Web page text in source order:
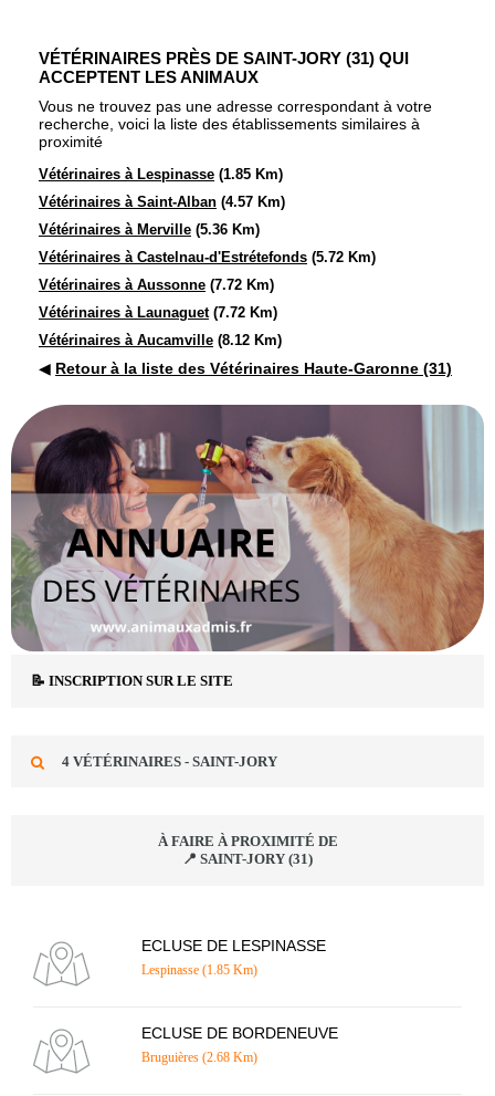
VÉTÉRINAIRES PRÈS DE SAINT-JORY (31) QUI
ACCEPTENT LES ANIMAUX
Vous ne trouvez pas une adresse correspondant à votre
recherche, voici la liste des établissements similaires à
proximité
Vétérinaires à Lespinasse (1.85 Km)
Vétérinaires à Saint-Alban (4.57 Km)
Vétérinaires à Merville (5.36 Km)
Vétérinaires à Castelnau-d'Estrétefonds (5.72 Km)
Vétérinaires à Aussonne (7.72 Km)
Vétérinaires à Launaguet(7.72 Km)
Vétérinaires à Aucamville (8.12 Km)
◀ Retour à la liste des Vétérinaires Haute-Garonne (31)
📝 INSCRIPTION SUR LE SITE
4 VÉTÉRINAIRES - SAINT-JORY
À FAIRE À PROXIMITÉ DE
📍 SAINT-JORY (31)
ECLUSE DE LESPINASSE
Lespinasse (1.85 Km)
ECLUSE DE BORDENEUVE
Bruguières (2.68 Km)